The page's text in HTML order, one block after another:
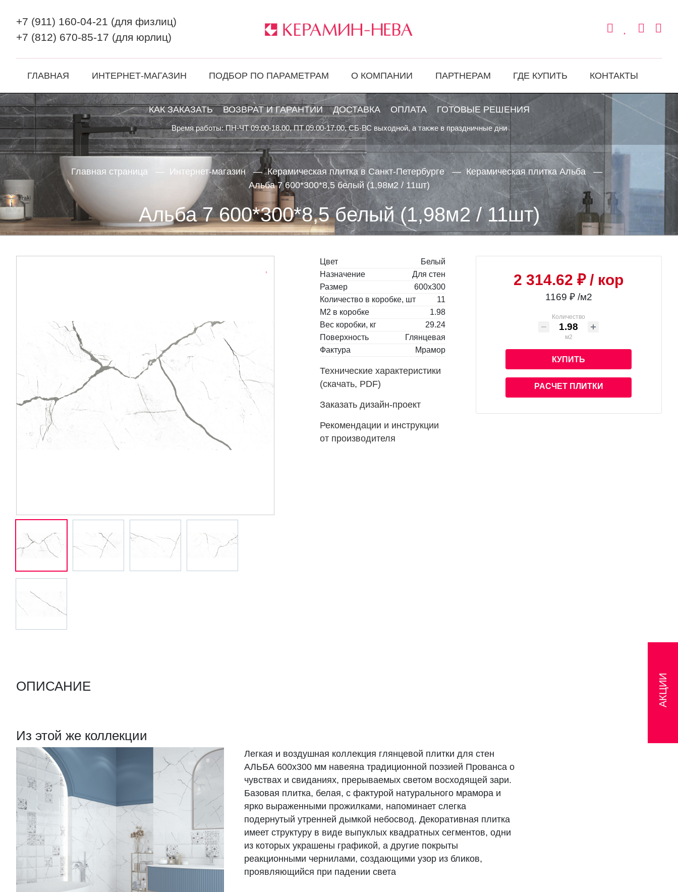
+7 (911) 160-04-21 (для физлиц)
+7 (812) 670-85-17 (для юрлиц)
ГЛАВНАЯ ИНТЕРНЕТ-МАГАЗИН ПОДБОР ПО ПАРАМЕТРАМ О КОМПАНИИ ПАРТНЕРАМ ГДЕ КУПИТЬ КОНТАКТЫ
КАК ЗАКАЗАТЬ ВОЗВРАТ И ГАРАНТИИ ДОСТАВКА ОПЛАТА ГОТОВЫЕ РЕШЕНИЯ
Время работы: ПН-ЧТ 09.00-18.00, ПТ 09.00-17.00, СБ-ВС выходной, а также в праздничные дни
Главная страница Интернет-магазин Керамическая плитка в Санкт-Петербурге
Керамическая плитка Альба
Альба 7 600*300*8,5 белый (1,98м2 / 11шт)
Альба 7 600*300*8,5 белый (1,98м2 / 11шт)
Цвет
Белый
Назначение
Для стен
Размер
600x300
Количество в коробке, шт
11
М2 в коробке
1.98
Вес коробки, кг
29.24
Поверхность
Глянцевая
Фактура
Мрамор
Технические характеристики
(скачать, PDF)
Заказать дизайн-проект
Рекомендации и инструкции
от производителя
2 314.62 ₽/ кор
1169 ₽ /м2
Количество
м2
КУПИТЬ
РАСЧЕТ ПЛИТКИ
ОПИСАНИЕ
Из этой же коллекции
Легкая и воздушная коллекция глянцевой плитки для стен
АЛЬБА 600х300 мм навеяна традиционной поэзией Прованса о
чувствах и свиданиях, прерываемых светом восходящей зари.
Базовая плитка, белая, с фактурой натурального мрамора и
ярко выраженными прожилками, напоминает слегка
подернутый утренней дымкой небосвод. Декоративная плитка
имеет структуру в виде выпуклых квадратных сегментов, одни
из которых украшены графикой, а другие покрыты
реакционными чернилами, создающими узор из бликов,
проявляющийся при падении света
АКЦИИ